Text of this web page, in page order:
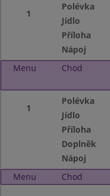
1
Polévka
Jídlo
Příloha
Nápoj
Menu
Chod
1
Polévka
Jídlo
Příloha
Doplněk
Nápoj
Menu
Chod